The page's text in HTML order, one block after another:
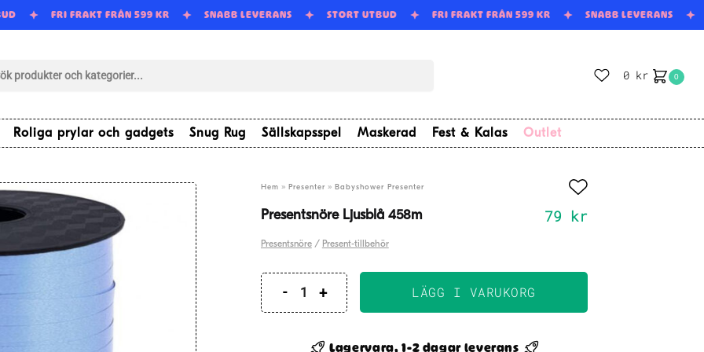
FRI FRAKT FRÅN 599 KR SNABB LEVERANS STORT UTBUD FRI FRAKT FRÅN 599 KR SNABB LEVERANS
0 kr 0
Roliga prylar och gadgets Snug Rug Sällskapsspel Maskerad Fest & Kalas Outlet
Hem » Presenter » Babyshower Presenter
Presentsnöre Ljusblå 458m 79 kr
Presentsnöre/ Present-tillbehör
Presentsnöre
458m
LÄGG I VARUKORG
Lagervara, 1-2 dagar leverans